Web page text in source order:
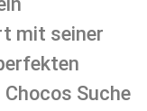
mit seiner
Suche